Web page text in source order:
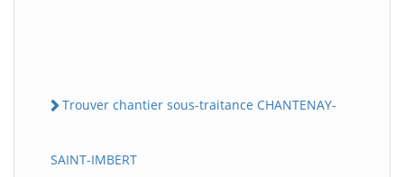
Trouver chantier sous-traitance CHANTENAY-
SAINT-IMBERT